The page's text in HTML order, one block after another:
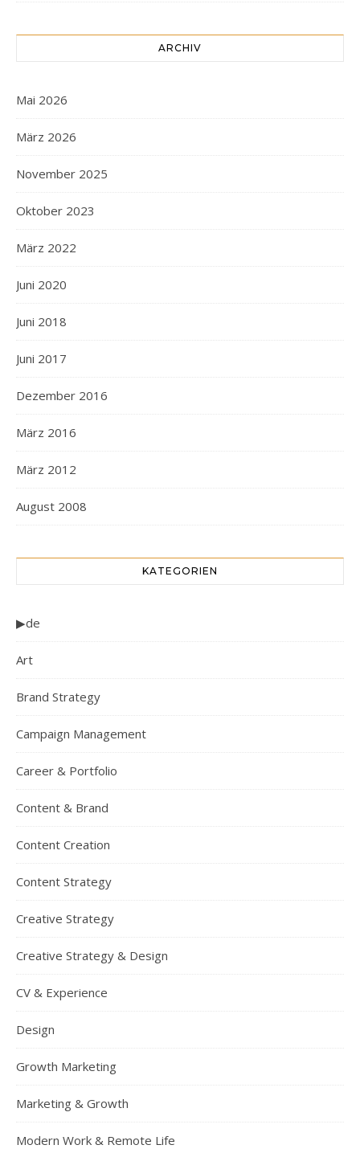
ARCHIV
Mai 2026
März 2026
November 2025
Oktober 2023
März 2022
Juni 2020
Juni 2018
Juni 2017
Dezember 2016
März 2016
März 2012
August 2008
KATEGORIEN
▶de
Art
Brand Strategy
Campaign Management
Career & Portfolio
Content & Brand
Content Creation
Content Strategy
Creative Strategy
Creative Strategy & Design
CV & Experience
Design
Growth Marketing
Marketing & Growth
Modern Work & Remote Life